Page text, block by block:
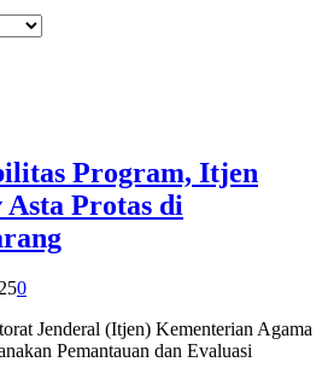
Program, Itjen
Protas di
0
Jenderal (Itjen) Kementerian Agama
Pemantauan dan Evaluasi